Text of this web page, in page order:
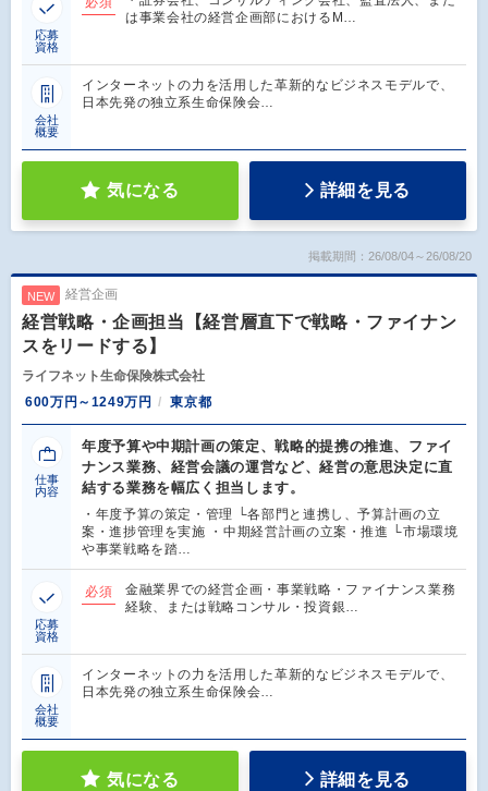
応募
資格
は事業会社の経営企画部におけるM…
会社
概要
インターネットの力を活用した革新的なビジネスモデルで、
日本先発の独立系生命保険会…
気になる 詳細を見る
掲載期間：26/08/04～26/08/20
NEW 経営企画
経営戦略・企画担当【経営層直下で戦略・ファイナン
スをリードする】
ライフネット生命保険株式会社
600万円～1249万円
東京都
仕事
内容
年度予算や中期計画の策定、戦略的提携の推進、ファイ
ナンス業務、経営会議の運営など、経営の意思決定に直
結する業務を幅広く担当します。
・年度予算の策定・管理 └各部門と連携し、予算計画の立
案・進捗管理を実施 ・中期経営計画の立案・推進 └市場環境
や事業戦略を踏…
応募
資格
必須
金融業界での経営企画・事業戦略・ファイナンス業務
経験、または戦略コンサル・投資銀…
会社
概要
インターネットの力を活用した革新的なビジネスモデルで、
日本先発の独立系生命保険会…
気になる 詳細を見る